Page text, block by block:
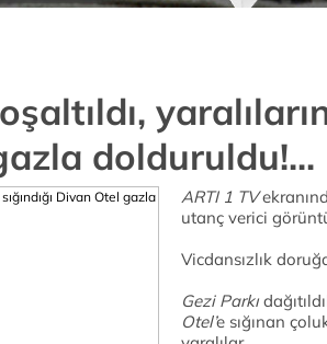
yaralıların
dolduruldu!...
ARTI 1 TV
utanç verici
Vicdansızlık
Gezi Parkı
Otel’e sığınan